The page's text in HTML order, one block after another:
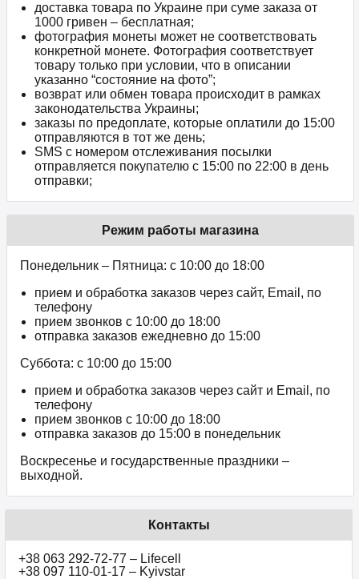
доставка товара по Украине при суме заказа от
1000 гривен – бесплатная;
фотография монеты может не соответствовать
конкретной монете. Фотография соответствует
товару только при условии, что в описании
указанно “состояние на фото”;
возврат или обмен товара происходит в рамках
законодательства Украины;
заказы по предоплате, которые оплатили до 15:00
отправляются в тот же день;
SMS с номером отслеживания посылки
отправляется покупателю с 15:00 по 22:00 в день
отправки;
Режим работы магазина
Понедельник – Пятница: с 10:00 до 18:00
прием и обработка заказов через сайт, Email, по
телефону
прием звонков c 10:00 до 18:00
отправка заказов ежедневно до 15:00
Суббота: с 10:00 до 15:00
прием и обработка заказов через сайт и Email, по
телефону
прием звонков c 10:00 до 18:00
отправка заказов до 15:00 в понедельник
Воскресенье и государственные праздники –
выходной.
Контакты
+38 063 292-72-77 – Lifecell
+38 097 110-01-17 – Kyivstar